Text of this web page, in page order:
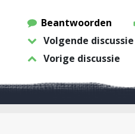
Beantwoorden
Volgende discussie
Vorige discussie